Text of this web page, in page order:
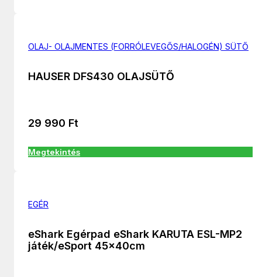
OLAJ- OLAJMENTES (FORRÓLEVEGŐS/HALOGÉN) SÜTŐ
HAUSER DFS430 OLAJSÜTŐ
29 990 Ft
Megtekintés
EGÉR
eShark Egérpad eShark KARUTA ESL-MP2
játék/eSport 45x40cm